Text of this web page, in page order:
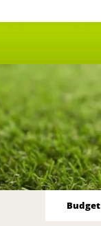
Budget